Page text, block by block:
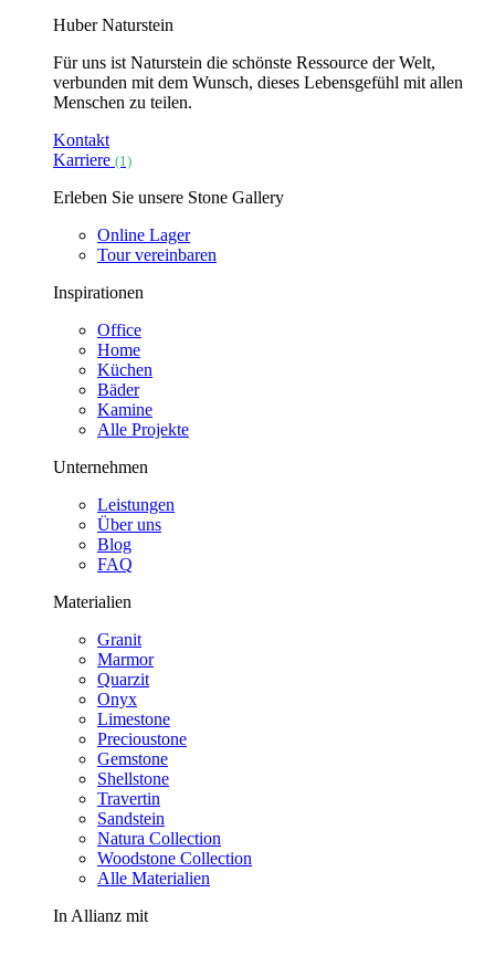
Huber Naturstein
Für uns ist Naturstein die schönste Ressource der Welt,
verbunden mit dem Wunsch, dieses Lebensgefühl mit allen
Menschen zu teilen.
Kontakt
Karriere (1)
Erleben Sie unsere Stone Gallery
Online Lager
Tour vereinbaren
Inspirationen
Office
Home
Küchen
Bäder
Kamine
Alle Projekte
Unternehmen
Leistungen
Über uns
Blog
FAQ
Materialien
Granit
Marmor
Quarzit
Onyx
Limestone
Precioustone
Gemstone
Shellstone
Travertin
Sandstein
Natura Collection
Woodstone Collection
Alle Materialien
In Allianz mit